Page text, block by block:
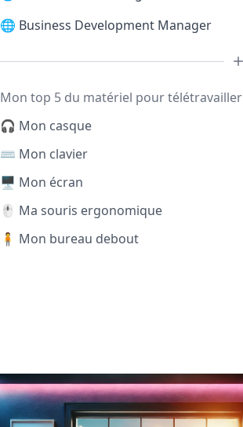
🌐 Business Development Manager
Mon top 5 du matériel pour télétravailler
🎧 Mon casque
⌨️ Mon clavier
🖥️ Mon écran
🖱️ Ma souris ergonomique
🧍 Mon bureau debout